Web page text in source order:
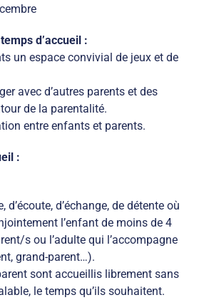
d’accueil :
un espace convivial de jeux et de
avec d’autres parents et des
de la parentalité.
entre enfants et parents.
:
d’écoute, d’échange, de détente où
l’enfant de moins de 4
s ou l’adulte qui l’accompagne
grand-parent…).
sont accueillis librement sans
le temps qu’ils souhaitent.